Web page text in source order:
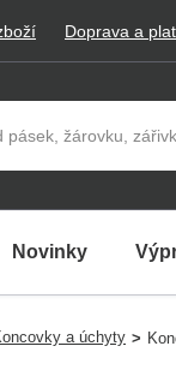
Doprava a
Novinky
a úchyty >